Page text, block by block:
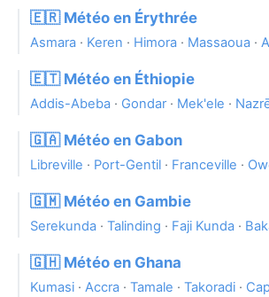
🇪🇷 Météo en Érythrée
Asmara · Keren · Himora · Massaoua ·
🇪🇹 Météo en Éthiopie
Addis-Abeba · Gondar· Mek'ele ·
🇬🇦 Météo en Gabon
Libreville · Port-Gentil · Franceville ·
🇬🇲 Météo en Gambie
Serekunda · Talinding · Faji Kunda ·
🇬🇭 Météo en Ghana
Kumasi · Accra · Tamale · Takoradi ·